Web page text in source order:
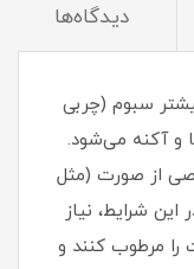
دیدگاه‌ها
سبوم (چربی
و آکنه می‌شود.
از صورت (مثل
شرایط، نیاز
مرطوب کنند و